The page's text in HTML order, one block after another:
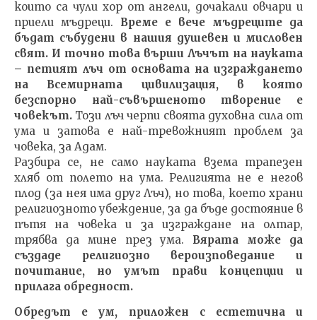
Лъчът на Науката през
погледа на Мъдростта
01.04.2016
fVISION.eu
които са чули хор от ангели, дочакали овчари и
приели мъдреци. Време е вече мъдреците да
бъдат събудени в нашия душевен и мисловен
свят. И точно това върши Лъчът на науката
– петият лъч от основата на изграждането
на Всемирната цивилизация, в която
безспорно най-съвършеното творение е
човекът. Този лъч черпи своята духовна сила от
ума и затова е най-тревожният проблем за
човека, за Адам.
Разбира се, не само науката взема трапезен
хляб от полето на ума. Религията не е негов
плод (за нея има друг Лъч), но това, което храни
религиозното убеждение, за да бъде достояние в
пътя на човека и за изграждане на олтар,
трябва да мине през ума. Вярата може да
създаде религиозно вероизповедание и
почитание, но умът прави концепции и
прилага обредност.
Обредът е ум, приложен с естетична и